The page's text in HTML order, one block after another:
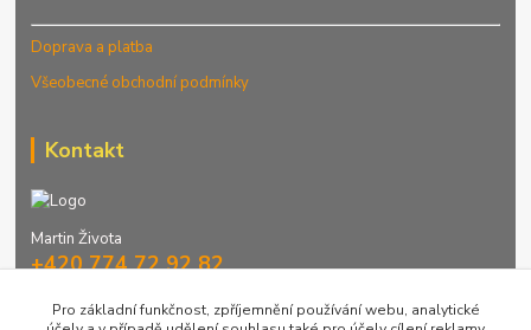
Doprava a platba
Všeobecné obchodní podmínky
Kontakt
Martin Života
+420 774 72 92 82
Pro základní funkčnost, zpříjemnění používání webu, analytické